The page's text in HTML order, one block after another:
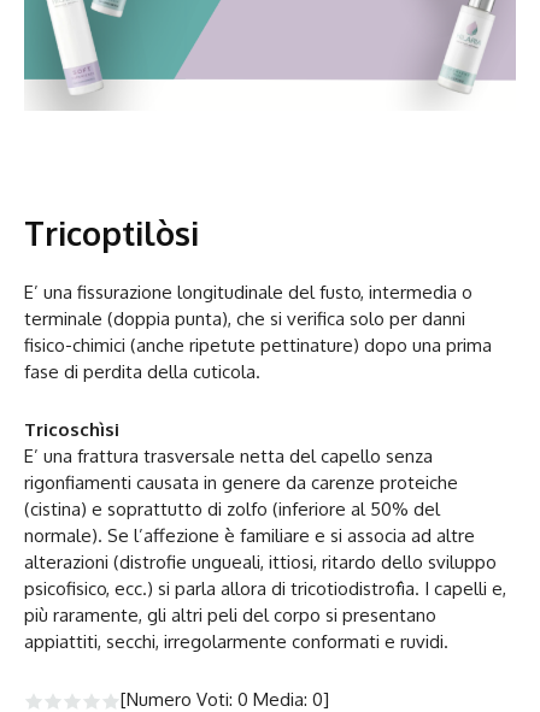
Tricoptilòsi
E’ una fissurazione longitudinale del fusto, intermedia o
terminale (doppia punta), che si verifica solo per danni
fisico-chimici (anche ripetute pettinature) dopo una prima
fase di perdita della cuticola.
Tricoschìsi
E’ una frattura trasversale netta del capello senza
rigonfiamenti causata in genere da carenze proteiche
(cistina) e soprattutto di zolfo (inferiore al 50% del
normale). Se l’affezione è familiare e si associa ad altre
alterazioni (distrofie ungueali, ittiosi, ritardo dello sviluppo
psicofisico, ecc.) si parla allora di tricotiodistrofìa. I capelli e,
più raramente, gli altri peli del corpo si presentano
appiattiti, secchi, irregolarmente conformati e ruvidi.
[Numero Voti: 0 Media: 0]